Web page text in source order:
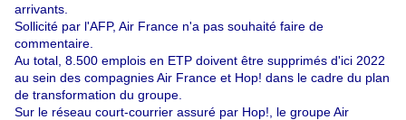
arrivants.
Sollicité par l'AFP, Air France n'a pas souhaité faire de
commentaire.
Au total, 8.500 emplois en ETP doivent être supprimés d'ici 2022
au sein des compagnies Air France et Hop! dans le cadre du plan
de transformation du groupe.
Sur le réseau court-courrier assuré par Hop!, le groupe Air